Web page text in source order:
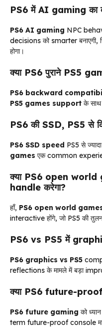
PS6 में AI gaming का
PS6 AI gaming NPC
decisions को smarter
होगा।
क्या PS6 पुराने PS5
PS6 backward
PS5 games support के
PS6 की SSD, PS5 से
PS6 SSD speed PS5 से
games एक common
क्या PS6 open world
handle करेगा?
हाँ, PS6 open world
interactive होंगे, जो PS5 की
PS6 vs PS5 में
PS6 graphics vs PS5
reflections के मामले में बड़ा
क्या PS6 future-proof
PS6 future gaming को
term future-proof console